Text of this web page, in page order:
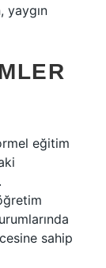
yaygın
eğitim
sahip